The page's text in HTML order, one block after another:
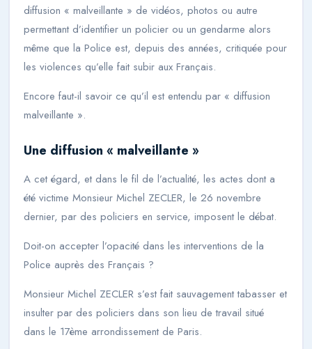
diffusion « malveillante » de vidéos, photos ou autre
permettant d’identifier un policier ou un gendarme alors
même que la Police est, depuis des années, critiquée pour
les violences qu’elle fait subir aux Français.
Encore faut-il savoir ce qu’il est entendu par « diffusion
malveillante ».
Une diffusion « malveillante »
A cet égard, et dans le fil de l’actualité, les actes dont a
été victime Monsieur Michel ZECLER, le 26 novembre
dernier, par des policiers en service, imposent le débat.
Doit-on accepter l’opacité dans les interventions de la
Police auprès des Français ?
Monsieur Michel ZECLER s’est fait sauvagement tabasser et
insulter par des policiers dans son lieu de travail situé
dans le 17ème arrondissement de Paris.